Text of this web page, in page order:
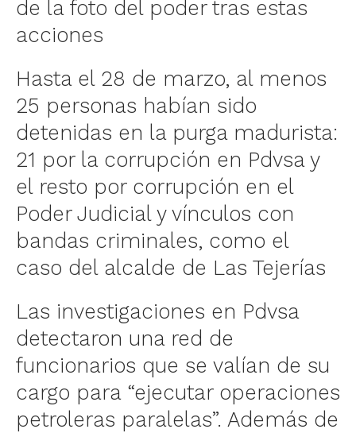
de la foto del poder tras estas
acciones
Hasta el 28 de marzo, al menos
25 personas habían sido
detenidas en la purga madurista:
21 por la corrupción en Pdvsa y
el resto por corrupción en el
Poder Judicial y vínculos con
bandas criminales, como el
caso del alcalde de Las Tejerías
Las investigaciones en Pdvsa
detectaron una red de
funcionarios que se valían de su
cargo para “ejecutar operaciones
petroleras paralelas”. Además de